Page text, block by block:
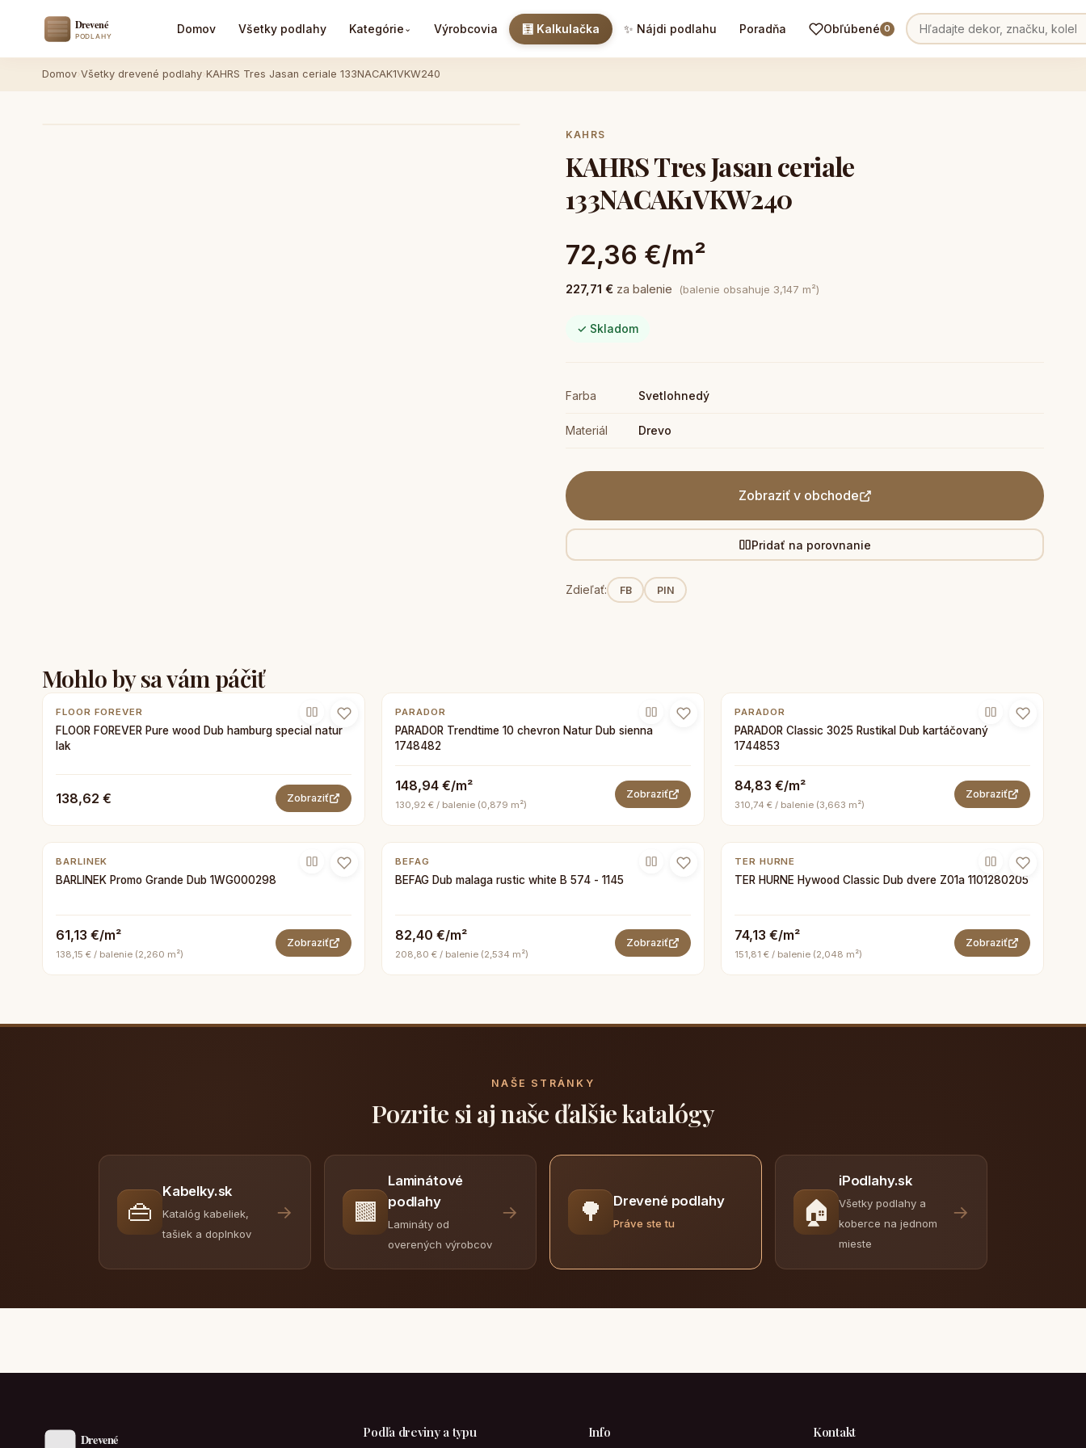
Domov Všetky podlahy Kategórie ⌄ Výrobcovia 🧮 Kalkulačka ✨ Nájdi podlahu Poradňa Obľúbené 0
Domov Všetky drevené podlahy KAHRS Tres Jasan ceriale 133NACAK1VKW240
KAHRS
KAHRS Tres Jasan ceriale
133NACAK1VKW240
72,36 €/m²
227,71 € za balenie (balenie obsahuje 3,147 m²)
✓ Skladom
Farba Svetlohnedý
Materiál Drevo
Zobraziť v obchode
Pridať na porovnanie
Zdieľať: FB PIN
Mohlo by sa vám páčiť
FLOOR FOREVER
FLOOR FOREVER Pure wood Dub hamburg special natur
lak
138,62 € Zobraziť
PARADOR
PARADOR Trendtime 10 chevron Natur Dub sienna
1748482
148,94 €/m²
130,92 € / balenie (0,879 m²)
Zobraziť
PARADOR
PARADOR Classic 3025 Rustikal Dub kartáčovaný
1744853
84,83 €/m²
310,74 € / balenie (3,663 m²)
Zobraziť
BARLINEK
BARLINEK Promo Grande Dub 1WG000298
61,13 €/m²
138,15 € / balenie (2,260 m²)
Zobraziť
BEFAG
BEFAG Dub malaga rustic white B 574 - 1145
82,40 €/m²
208,80 € / balenie (2,534 m²)
Zobraziť
TER HURNE
TER HURNE Hywood Classic Dub dvere Z01a 1101280205
74,13 €/m²
151,81 € / balenie (2,048 m²)
Zobraziť
NAŠE STRÁNKY
Pozrite si aj naše ďalšie katalógy
👜
Kabelky.sk
Katalóg kabeliek,
tašiek a doplnkov
→ 🟫
Laminátové
podlahy
Lamináty od
overených výrobcov
→ 🌳 Drevené podlahy
Práve ste tu 🏠
iPodlahy.sk
Všetky podlahy a
koberce na jednom
mieste
→
Podľa dreviny a typu Info Kontakt